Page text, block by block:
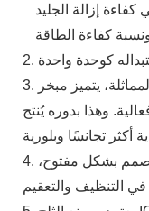
إزالة الجليد
3. بالمقارنة مع الأجهزة المماثلة، يتميز مبخر ICESTA بقدرته
وهذا بدوره يُنتج
4. خزان الماء العلوي والسفلي للتجميد مصمم بشكل مفتوح،